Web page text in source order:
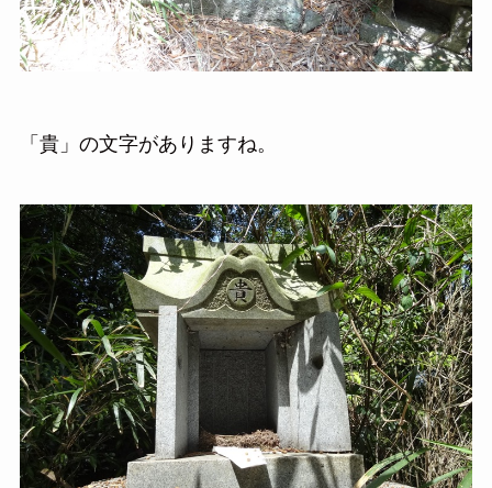
「貴」の文字がありますね。